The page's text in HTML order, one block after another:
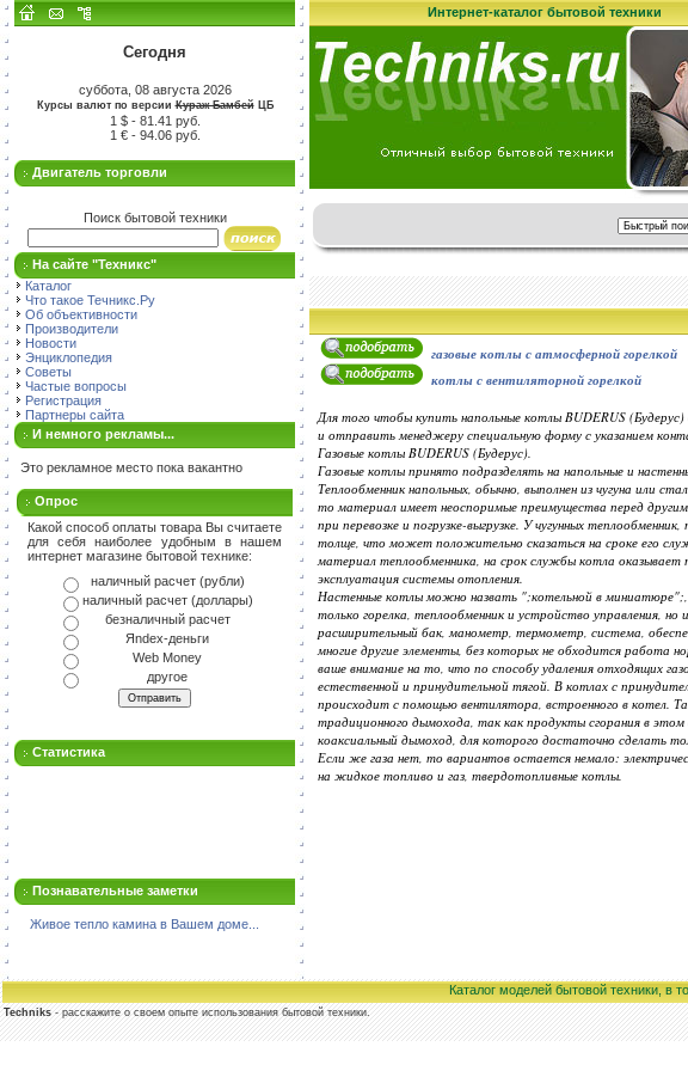
Сегодня
суббота, 08 августа 2026
Курсы валют по версииКураж-БамбейЦБ
1 $ - 81.41 руб.
1 € - 94.06 руб.
Двигатель торговли
Поиск бытовой техники
На сайте "Техникс"
Каталог
Что такое Течникс.Ру
Об объективности
Производители
Новости
Энциклопедия
Советы
Частые вопросы
Регистрация
Партнеры сайта
И немного рекламы...
Это рекламное место пока вакантно
Опрос
Какой способ оплаты товара Вы считаете
для себя наиболее удобным в нашем
интернет магазине бытовой технике:
наличный расчет (рубли)
наличный расчет (доллары)
безналичный расчет
Яndex-деньги
Web Money
другое
Статистика
Познавательные заметки
Живое тепло камина в Вашем доме...
Интернет-каталог бытовой техники
газовые котлы с атмосферной горелкой
котлы с вентиляторной горелкой
Для того чтобы купить напольные котлы BUDERUS
и отправить менеджеру специальную форму с указанием
Газовые котлы BUDERUS (Будерус).
Газовые котлы принято подразделять на напольные и
Теплообменник напольных, обычно, выполнен из чугуна или
то материал имеет неоспоримые преимущества перед
при перевозке и погрузке-выгрузке. У чугунных
толще, что может положительно сказаться на сроке его
материал теплообменника, на срок службы котла
эксплуатация системы отопления.
Настенные котлы можно назвать ";котельной в миниатюре";,
только горелка, теплообменник и устройство управления, но
расширительный бак, манометр, термометр, система,
многие другие элементы, без которых не обходится работа
ваше внимание на то, что по способу удаления отходящих
естественной и принудительной тягой. В котлах с
происходит с помощью вентилятора, встроенного в котел.
традиционного дымохода, так как продукты сгорания в этом
коаксиальный дымоход, для которого достаточно сделать
Если же газа нет, то вариантов остается немало:
на жидкое топливо и газ, твердотопливные котлы.
Каталог моделей бытовой техники, в
Techniks- расскажите о своем опыте использования бытовой техники.